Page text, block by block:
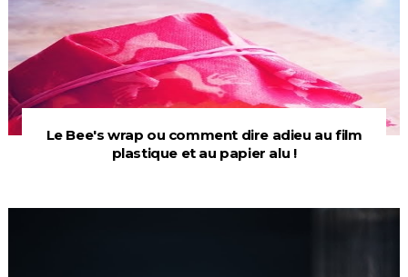
Le Bee's wrap ou comment dire adieu au film
plastique et au papier alu !